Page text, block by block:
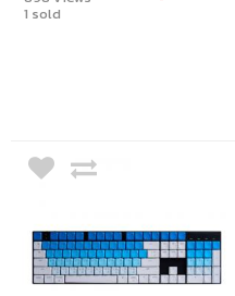
พรีเมียมที่มีความทนทาน ทำให้ยังคงความ
1 sold